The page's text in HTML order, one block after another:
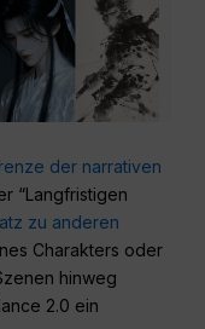
der narrativen
“Langfristigen
zu anderen
Charakters oder
hinweg
2.0 ein